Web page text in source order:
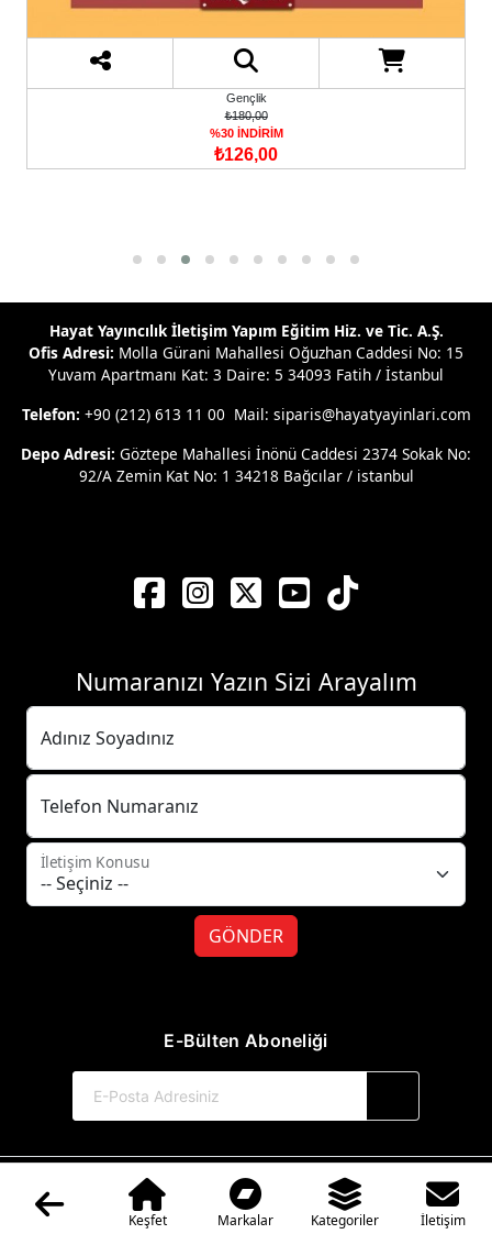
Gençlik
₺180,00
%30 İNDİRİM
₺126,00
Hayat Yayıncılık İletişim Yapım Eğitim Hiz. ve Tic. A.Ş.
Ofis Adresi: Molla Gürani Mahallesi Oğuzhan Caddesi No: 15
Yuvam Apartmanı Kat: 3 Daire: 5 34093 Fatih / İstanbul
Telefon: +90 (212) 613 11 00 Mail: siparis@hayatyayinlari.com
Depo Adresi: Göztepe Mahallesi İnönü Caddesi 2374 Sokak No:
92/A Zemin Kat No: 1 34218 Bağcılar / istanbul
Numaranızı Yazın Sizi Arayalım
Adınız Soyadınız
Telefon Numaranız
İletişim Konusu
GÖNDER
E-Bülten Aboneliği
© 2017-2026 Hayat Yayınları
Web Sitemiz Kitapsoft Yayınevi Otomasyon Sistemini Kullanmaktadır.
Keşfet Markalar Kategoriler İletişim